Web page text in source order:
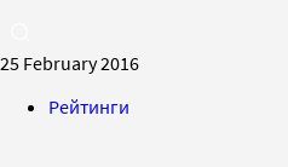
25 February 2016
Рейтинги